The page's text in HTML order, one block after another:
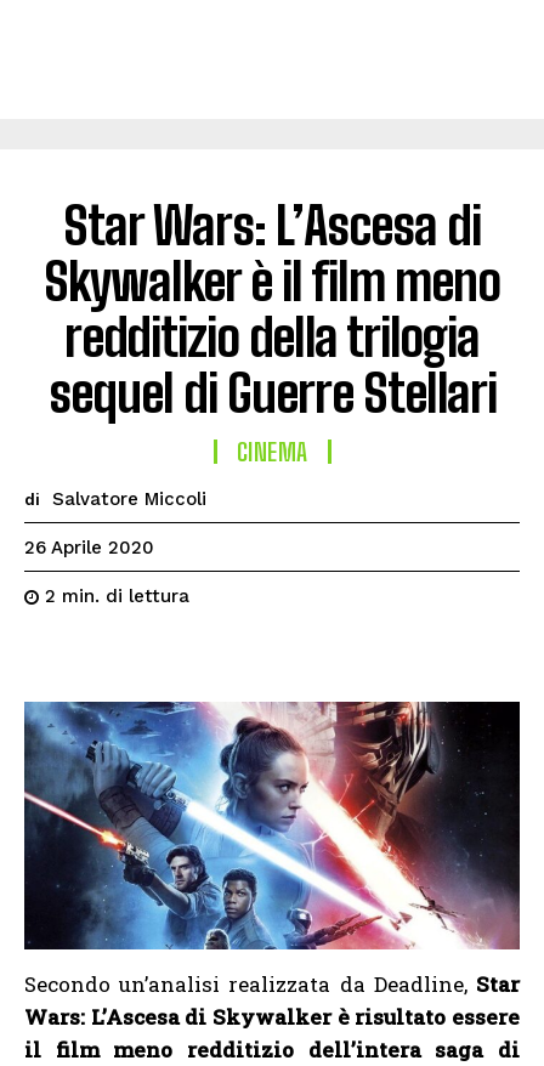
Star Wars: L’Ascesa di
Skywalker è il film meno
redditizio della trilogia
sequel di Guerre Stellari
CINEMA
di Salvatore Miccoli
26 Aprile 2020
2 min. di lettura
Secondo un’analisi realizzata da Deadline, Star
Wars: L’Ascesa di Skywalker è risultato essere
il film meno redditizio dell’intera saga di